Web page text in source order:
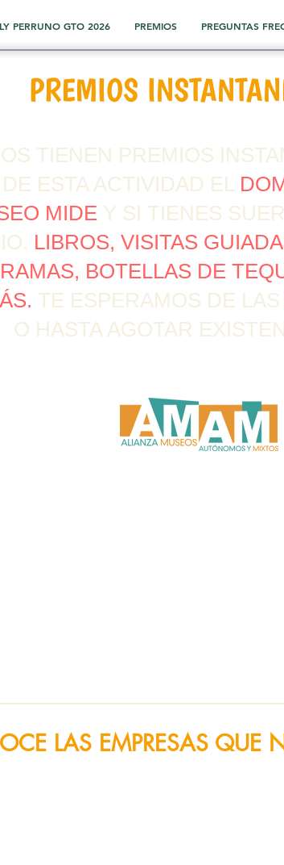
PERRUNO GTO 2026 PREMIOS PREGUNTAS
PREMIOS
TIENEN PREMIOS
ESTA ACTIVIDAD EL
MIDE Y SI TIENES
LIBROS, VISITAS
BOTELLAS DE
TE ESPERAMOS DE LAS
O HASTA AGOTAR
LAS EMPRESAS QUE